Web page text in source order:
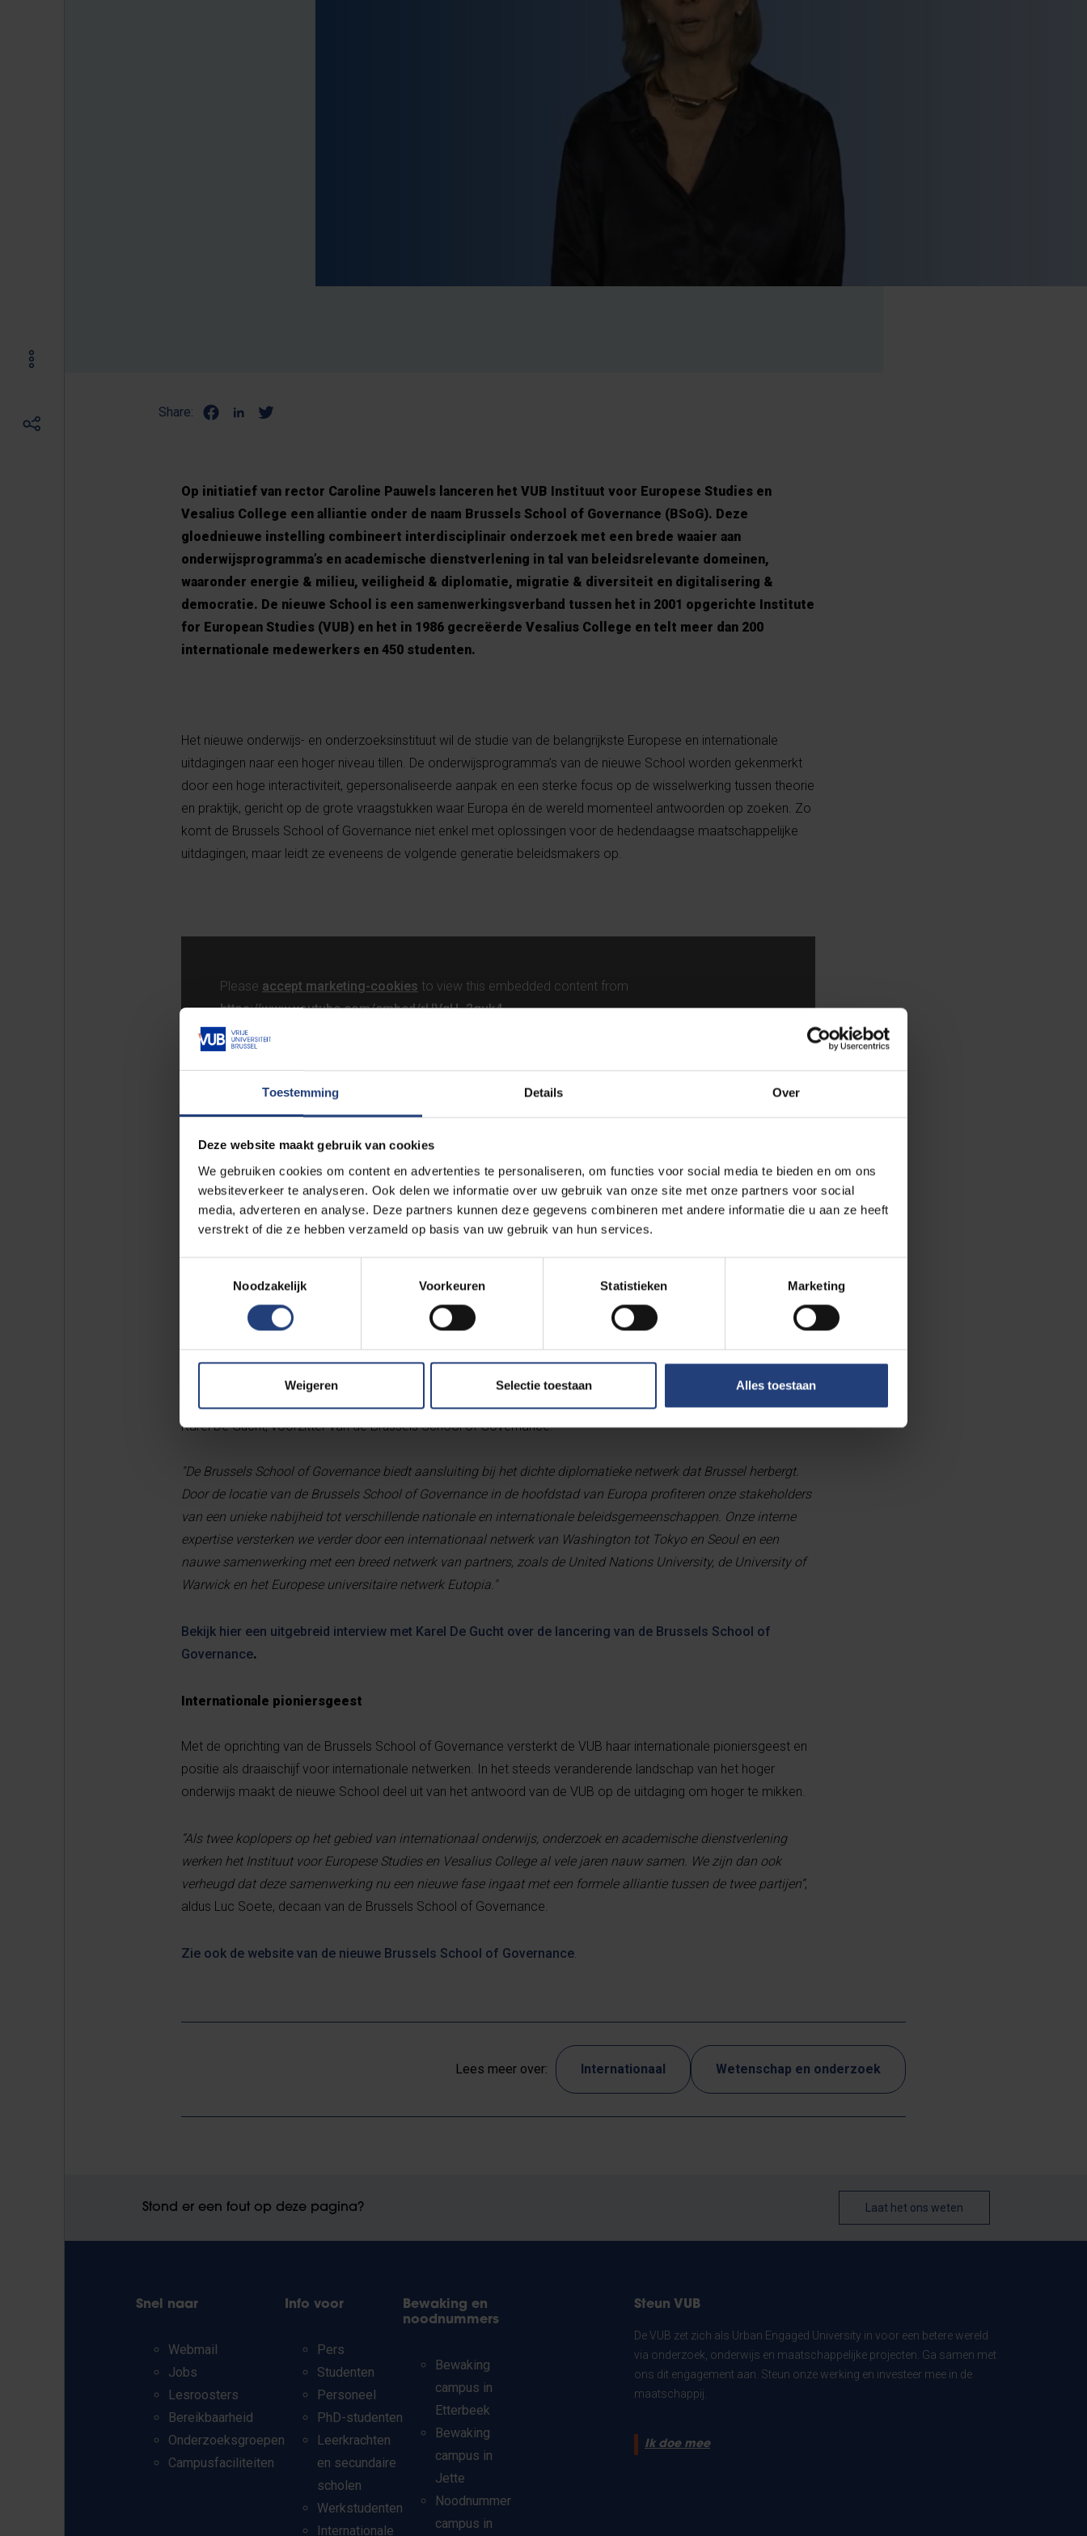
Toestemming Details Over
Deze website maakt gebruik van cookies
We gebruiken cookies om content en advertenties te personaliseren, om functies voor social media te bieden en om ons
websiteverkeer te analyseren. Ook delen we informatie over uw gebruik van onze site met onze partners voor social
media, adverteren en analyse. Deze partners kunnen deze gegevens combineren met andere informatie die u aan ze heeft
verstrekt of die ze hebben verzameld op basis van uw gebruik van hun services.
Noodzakelijk
Voorkeuren Statistieken Marketing
Weigeren Selectie toestaan Alles toestaan
Share:
Op initiatief van rector Caroline Pauwels lanceren het VUB Instituut voor Europese Studies en
Vesalius College een alliantie onder de naam Brussels School of Governance (BSoG). Deze
gloednieuwe instelling combineert interdisciplinair onderzoek met een brede waaier aan
onderwijsprogramma’s en academische dienstverlening in tal van beleidsrelevante domeinen,
waaronder energie & milieu, veiligheid & diplomatie, migratie & diversiteit en digitalisering &
democratie. De nieuwe School is een samenwerkingsverband tussen het in 2001 opgerichte Institute
for European Studies (VUB) en het in 1986 gecreëerde Vesalius College en telt meer dan 200
internationale medewerkers en 450 studenten.
Het nieuwe onderwijs- en onderzoeksinstituut wil de studie van de belangrijkste Europese en internationale
uitdagingen naar een hoger niveau tillen. De onderwijsprogramma’s van de nieuwe School worden gekenmerkt
door een hoge interactiviteit, gepersonaliseerde aanpak en een sterke focus op de wisselwerking tussen theorie
en praktijk, gericht op de grote vraagstukken waar Europa én de wereld momenteel antwoorden op zoeken. Zo
komt de Brussels School of Governance niet enkel met oplossingen voor de hedendaagse maatschappelijke
uitdagingen, maar leidt ze eveneens de volgende generatie beleidsmakers op.
Please accept marketing-cookies to view this embedded content from
https://www.youtube.com/embed/rUVqH_2guk4
VUB -rector Caroline Pauwels licht de lancering van de Brussels School of Governance toe
VUB-Rector Caroline Pauwels verwelkomde Eerste Minister Alexander De Croo tijdens de online opening van de
Brussels School of Governance op dinsdag 9 februari om 18u. Een opname van de opening
Pleaseaccept marketing-cookies
to view this embedded content from
https://www.youtube.com/embed/H1keU-S1bBg
De speech van premier Alexander De Croo bij de lancering
Karel De Gucht, voorzitter van de Brussels School of Governance:
"De Brussels School of Governance biedt aansluiting bij het dichte diplomatieke netwerk dat Brussel herbergt.
Door de locatie van de Brussels School of Governance in de hoofdstad van Europa profiteren onze stakeholders
van een unieke nabijheid tot verschillende nationale en internationale beleidsgemeenschappen. Onze interne
expertise versterken we verder door een internationaal netwerk van Washington tot Tokyo en Seoul en een
nauwe samenwerking met een breed netwerk van partners, zoals de United Nations University, de University of
Warwick en het Europese universitaire netwerk Eutopia."
Bekijk hier een uitgebreid interview met Karel De Gucht over de lancering van de Brussels School of
Governance.
Internationale pioniersgeest
Met de oprichting van de Brussels School of Governance versterkt de VUB haar internationale pioniersgeest en
positie als draaischijf voor internationale netwerken. In het steeds veranderende landschap van het hoger
onderwijs maakt de nieuwe School deel uit van het antwoord van de VUB op de uitdaging om hoger te mikken.
“Als twee koplopers op het gebied van internationaal onderwijs, onderzoek en academische dienstverlening
werken het Instituut voor Europese Studies en Vesalius College al vele jaren nauw samen. We zijn dan ook
verheugd dat deze samenwerking nu een nieuwe fase ingaat met een formele alliantie tussen de twee partijen”,
aldus Luc Soete, decaan van de Brussels School of Governance.
Zie ook de website van de nieuwe Brussels School of Governance
Lees meer over: Internationaal Wetenschap en onderzoek
Stond er een fout op deze pagina? Laat het ons weten
Snel naar
Webmail
Jobs
Lesroosters
Bereikbaarheid
Onderzoeksgroepen
Campusfaciliteiten
Info voor
Pers
Studenten
Personeel
PhD-studenten
Leerkrachten
en secundaire
scholen
Werkstudenten
Internationale
Bewaking en
noodnummers
Bewaking
campus in
Etterbeek
Bewaking
campus in
Jette
Noodnummer
campus in
Steun VUB
De VUB zet zich als Urban Engaged University in voor een betere wereld
via onderzoek, onderwijs en maatschappelijke projecten. Ga samen met
ons dit engagement aan. Steun onze werking en investeer mee in de
maatschappij.
Ik doe mee